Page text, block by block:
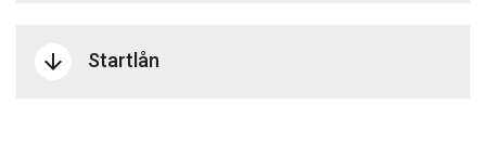
arrow_downward Startlån